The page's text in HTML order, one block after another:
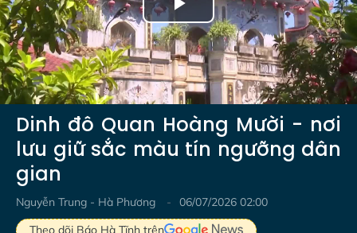
Play
Video
Dinh đô Quan Hoàng Mười - nơi
lưu giữ sắc màu tín ngưỡng dân
gian
Nguyễn Trung - Hà Phương
06/07/2026 02:00
Theo dõi Báo Hà Tĩnh trên